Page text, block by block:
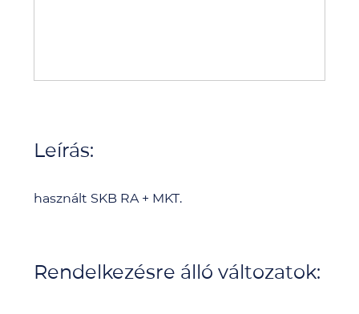
Leírás:
használt SKB RA + MKT.
Rendelkezésre álló változatok: